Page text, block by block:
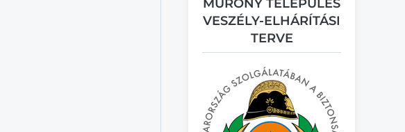
MURONY TELEPÜLÉS
VESZÉLY-ELHÁRÍTÁSI
TERVE